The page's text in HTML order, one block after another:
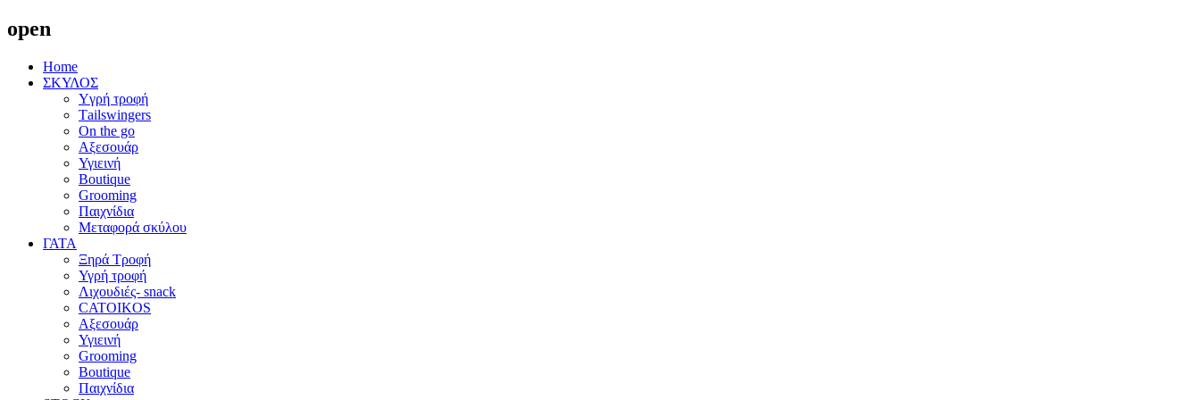
open
Home
ΣΚΥΛΟΣ
Yγρή τροφή
Τailswingers
On the go
Αξεσουάρ
Υγιεινή
Boutique
Grooming
Παιχνίδια
Μεταφορά σκύλου
ΓΑΤΑ
Ξηρά Τροφή
Υγρή τροφή
Λιχουδιές- snack
CATOIKOS
Αξεσουάρ
Υγιεινή
Grooming
Boutique
Παιχνίδια